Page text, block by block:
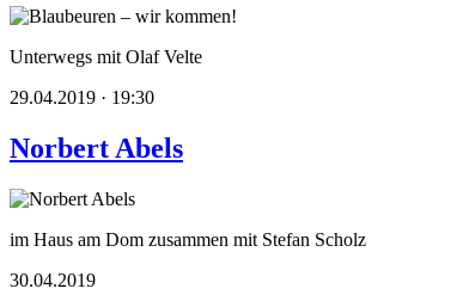
Unterwegs mit Olaf Velte
29.04.2019 · 19:30
Norbert Abels
im Haus am Dom zusammen mit Stefan Scholz
30.04.2019